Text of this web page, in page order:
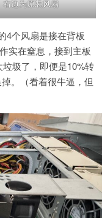
右边为原装风扇
4个风扇是接在背板
实在窒息，接到主板
圾了，即便是10%转
。（看着很牛逼，但